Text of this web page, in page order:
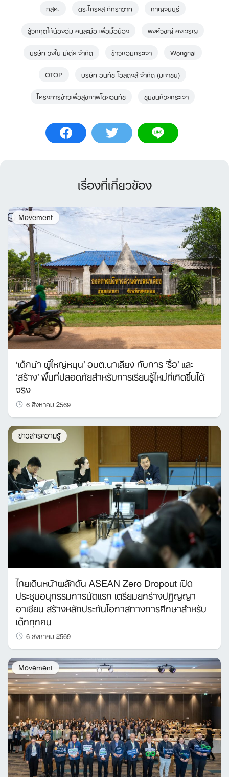
กสศ. ดร.ไกรยส ภัทราวาท
กาญจนบุรี
สู้วิกฤตให้น้องอิ่ม คนละมือ เพื่อมื้อน้อง
พงศ์วิชญ์ คงเจริญ
บริษัท วงใน มีเดีย จำกัด
ข้าวหอมกระเจา
Wongnai
OTOP
บริษัท อินทัช โฮลดิ้งส์ จำกัด (มหาชน)
โครงการข้าวเพื่อสุขภาพโดยอินทัช
ชุมชนห้วยกระเจา
เรื่องที่เกี่ยวข้อง
Movement
‘เด็กนำ ผู้ใหญ่หนุน’ อบต.นาเลียง กับการ ‘รื้อ’ และ
‘สร้าง’ พื้นที่ปลอดภัยสำหรับการเรียนรู้ใหม่ที่เกิดขึ้นได้
จริง
6 สิงหาคม 2569
ข่าวสารความรู้
ไทยเดินหน้าผลักดัน ASEAN Zero Dropout เปิด
ประชุมอนุกรรมการนัดแรก เตรียมยกร่างปฏิญญา
อาเซียน สร้างหลักประกันโอกาสทางการศึกษาสำหรับ
เด็กทุกคน
6 สิงหาคม 2569
Movement